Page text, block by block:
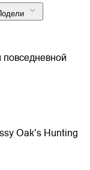
или Подели
повседневной
Oak's Hunting